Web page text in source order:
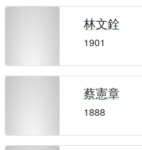
林文銓
1901
蔡憲章
1888